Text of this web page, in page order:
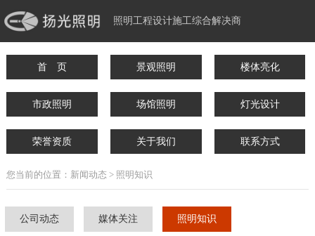
照明工程设计施工综合解决商
首 页 景观照明 楼体亮化
市政照明 场馆照明 灯光设计
荣誉资质 关于我们 联系方式
您当前的位置：新闻动态 > 照明知识
公司动态 媒体关注 照明知识